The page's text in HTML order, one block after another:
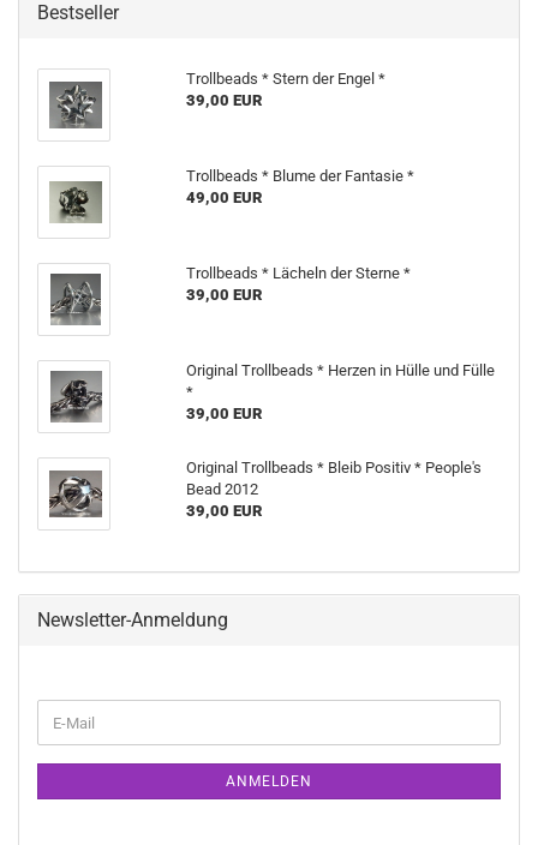
Bestseller
Trollbeads * Stern der Engel *
39,00 EUR
Trollbeads * Blume der Fantasie *
49,00 EUR
Trollbeads * Lächeln der Sterne *
39,00 EUR
Original Trollbeads * Herzen in Hülle und Fülle
*
39,00 EUR
Original Trollbeads * Bleib Positiv * People's
Bead 2012
39,00 EUR
Newsletter-Anmeldung
ZUR
E-
Mail
ANMELDEN